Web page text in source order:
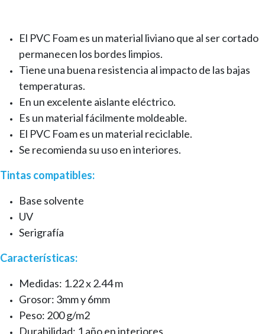
El PVC Foam es un material liviano que al ser cortado
permanecen los bordes limpios.
Tiene una buena resistencia al impacto de las bajas
temperaturas.
En un excelente aislante eléctrico.
Es un material fácilmente moldeable.
El PVC Foam es un material reciclable.
Se recomienda su uso en interiores.
Tintas compatibles:
Base solvente
UV
Serigrafía
Características:
Medidas: 1.22 x 2.44 m
Grosor: 3mm y 6mm
Peso: 200 g/m2
Durabilidad: 1 año en interiores